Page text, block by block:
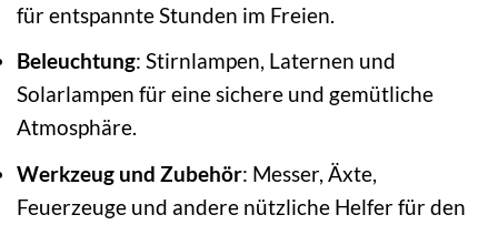
für entspannte Stunden im Freien.
Beleuchtung: Stirnlampen, Laternen und
Solarlampen für eine sichere und gemütliche
Atmosphäre.
Werkzeug und Zubehör: Messer, Äxte,
Feuerzeuge und andere nützliche Helfer für den